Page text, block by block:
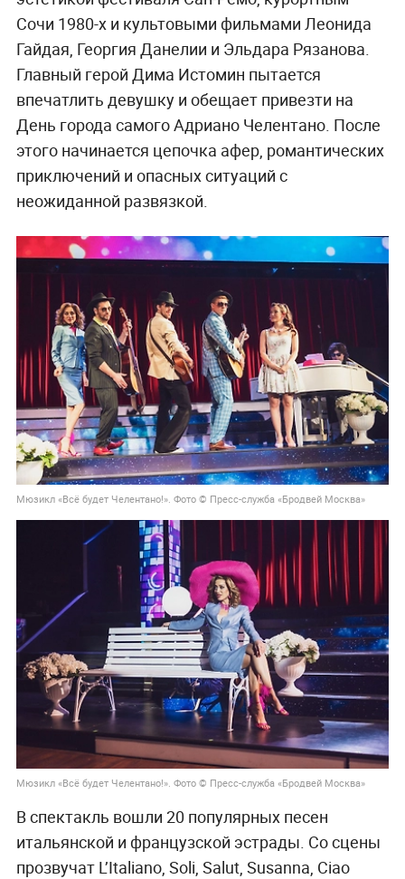
Сочи 1980-х и культовыми фильмами Леонида
Гайдая, Георгия Данелии и Эльдара Рязанова.
Главный герой Дима Истомин пытается
впечатлить девушку и обещает привезти на
День города самого Адриано Челентано. После
этого начинается цепочка афер, романтических
приключений и опасных ситуаций с
неожиданной развязкой.
Мюзикл «Всё будет Челентано!». Фото © Пресс-служба «Бродвей Москва»
Мюзикл «Всё будет Челентано!». Фото © Пресс-служба «Бродвей Москва»
В спектакль вошли 20 популярных песен
итальянской и французской эстрады. Со сцены
прозвучат L’Italiano, Soli, Salut, Susanna, Ciao